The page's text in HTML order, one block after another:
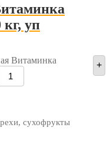
уп
Витаминка
+
сухофрукты